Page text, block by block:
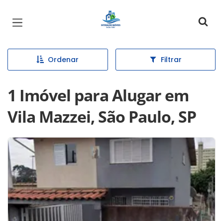
Página inicial
Ordenar Filtrar
1 Imóvel para Alugar em
Vila Mazzei, São Paulo, SP